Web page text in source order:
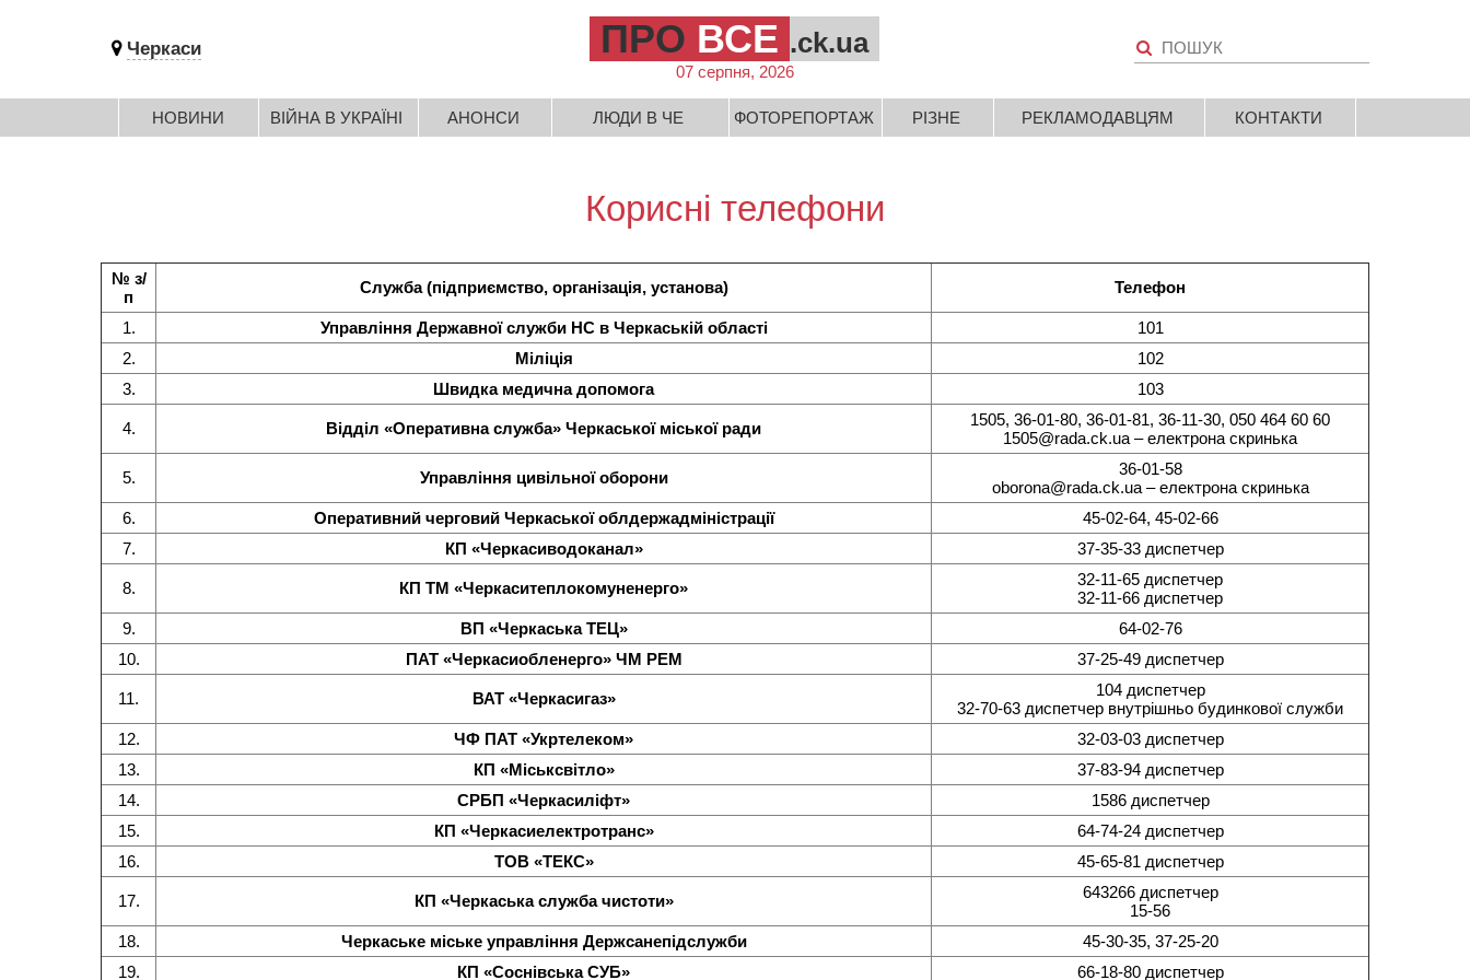
Черкаси ПРО ВСЕ .ck.ua
07 серпня, 2026
НОВИНИ ВІЙНА В УКРАЇНІ АНОНСИ ЛЮДИ В ЧЕ ФОТОРЕПОРТАЖ РІЗНЕ РЕКЛАМОДАВЦЯМ КОНТАКТИ
Корисні телефони
№ з/
п
Служба (підприємство, організація, установа) Телефон
1. Управління Державної служби НС в Черкаській області
101
2.
Міліція
102
3.
Швидка медична допомога 103
4. Відділ «Оперативна служба» Черкаської міської ради
1505, 36-01-80, 36-01-81, 36-11-30, 050 464 60 60
1505@rada.ck.ua – електрона скринька
5. Управління цивільної оборони
36-01-58
oborona@rada.ck.ua – електрона скринька
6.
Оперативний черговий Черкаської облдержадміністрації
45-02-64, 45-02-66
7.
КП «Черкасиводоканал» 37-35-33 диспетчер
8. КП ТМ «Черкаситеплокомуненерго»
32-11-65 диспетчер
32-11-66 диспетчер
9.
ВП «Черкаська ТЕЦ»
64-02-76
10.
ПАТ «Черкасиобленерго» ЧМ РЕМ 37-25-49 диспетчер
11. ВАТ «Черкасигаз»
104 диспетчер
32-70-63 диспетчер внутрішньо будинкової служби
12.
ЧФ ПАТ «Укртелеком»
32-03-03 диспетчер
13.
КП «Міськсвітло»
37-83-94 диспетчер
14.
СРБП «Черкасиліфт»
1586 диспетчер
15.
КП «Черкасиелектротранс»
64-74-24 диспетчер
16.
ТОВ «ТЕКС» 45-65-81 диспетчер
17. КП «Черкаська служба чистоти»
643266 диспетчер
15-56
18.
Черкаське міське управління Держсанепідслужби
45-30-35, 37-25-20
19.
КП «Соснівська СУБ» 66-18-80 диспетчер